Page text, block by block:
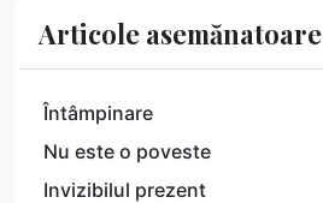
Articole asemănatoare
Întâmpinare
Nu este o poveste
Invizibilul prezent